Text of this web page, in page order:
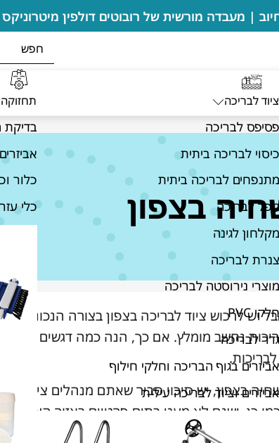
ציוד לבריכה
פסיפס לבריכה
כיסוי לבריכה ביתית
מתנפחים לבריכה ביתית
מפל לבריכה
מקלחון לגינה
צנרת לבריכה
מוצרי נירוסטה לבריכה
חלקי PVC
גדר לבריכה
אביזרים בגוף הבריכה וחלקי חילוף
אביזרים וציוד לבריכה עילית
תחזוקה
בדיקת
כלור
כלי
בצפון
יש לרכוש ציוד לבריכה בצפון בצורה הנכונה.
בצפון, יש סיכוי סביר שאתם מנהלים צימר
כן, ישנם לא מעט בתים פרטיים באזור הצפון
את הציוד האלמנטרי שחייב להימצא בכל